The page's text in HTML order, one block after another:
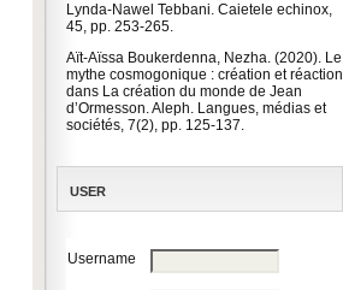
Lynda-Nawel Tebbani. Caietele echinox,
45, pp. 253-265.
Aït-Aïssa Boukerdenna, Nezha. (2020). Le
mythe cosmogonique : création et réaction
dans La création du monde de Jean
d’Ormesson. Aleph. Langues, médias et
sociétés, 7(2), pp. 125-137.
USER
Username